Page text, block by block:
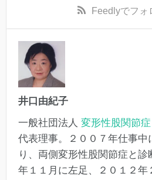
Feedlyでフォ
井口由紀子
一般社団法人 変形性股関節
代表理事。２００７年仕事中
り、両側変形性股関節症と診
年１１月に左足、２０１２年